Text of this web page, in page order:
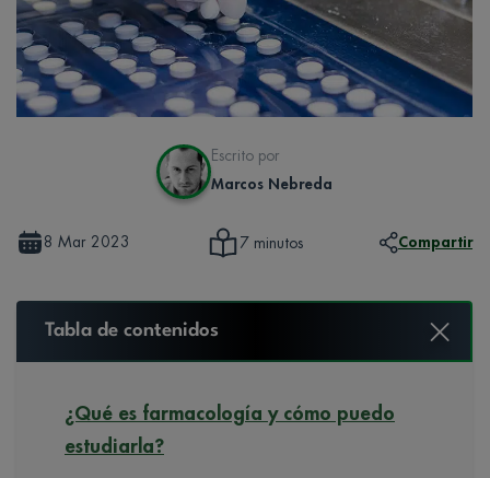
Escrito por
Marcos Nebreda
8 Mar 2023 7 minutos Compartir
Tabla de contenidos
¿Qué es farmacología y cómo puedo
estudiarla?